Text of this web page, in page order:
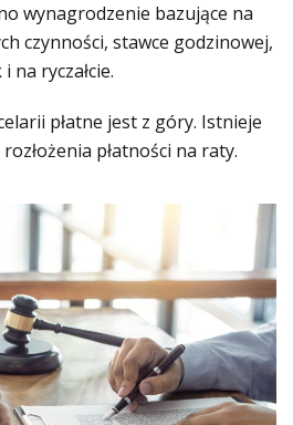
wynagrodzenie bazujące na
czynności, stawce godzinowej,
i na ryczałcie.
płatne jest z góry. Istnieje
płatności na raty.